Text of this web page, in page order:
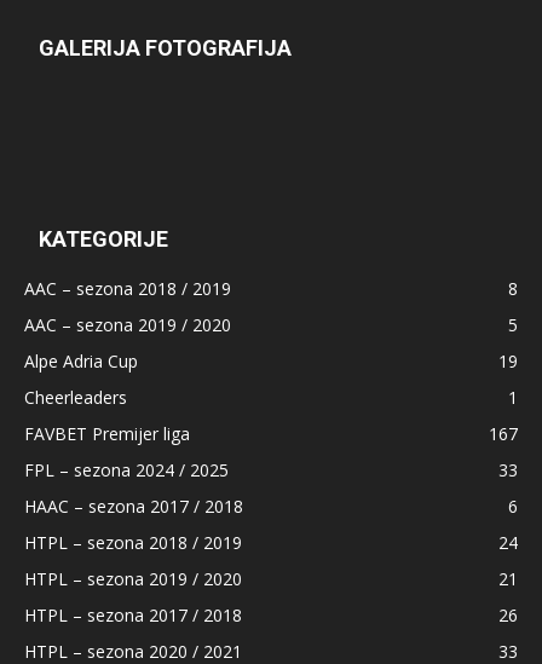
GALERIJA FOTOGRAFIJA
KATEGORIJE
AAC – sezona 2018 / 2019
8
AAC – sezona 2019 / 2020
5
Alpe Adria Cup
19
Cheerleaders
1
FAVBET Premijer liga
167
FPL – sezona 2024 / 2025
33
HAAC – sezona 2017 / 2018
6
HTPL – sezona 2018 / 2019
24
HTPL – sezona 2019 / 2020
21
HTPL – sezona 2017 / 2018
26
HTPL – sezona 2020 / 2021
33